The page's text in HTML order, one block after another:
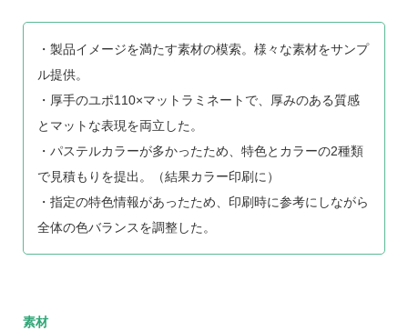
・製品イメージを満たす素材の模索。様々な素材をサンプ
ル提供。
・厚手のユポ110×マットラミネートで、厚みのある質感
とマットな表現を両立した。
・パステルカラーが多かったため、特色とカラーの2種類
で見積もりを提出。（結果カラー印刷に）
・指定の特色情報があったため、印刷時に参考にしながら
全体の色バランスを調整した。
素材